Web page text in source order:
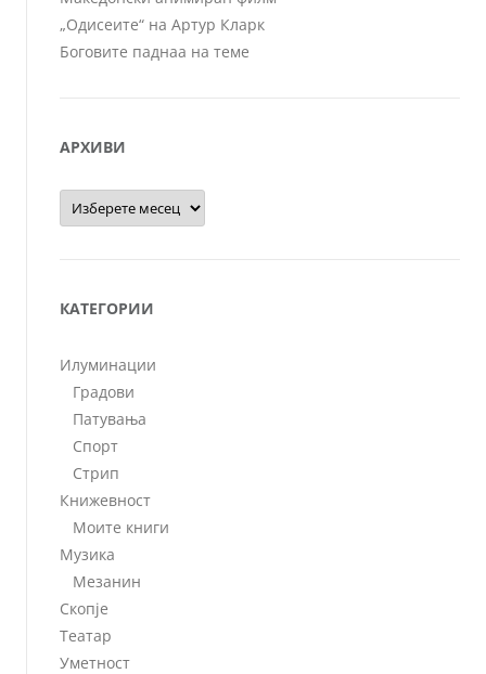
„Одисеите“ на Артур Кларк
Боговите паднаа на теме
АРХИВИ
Архиви
КАТЕГОРИИ
Илуминации
Градови
Патувања
Спорт
Стрип
Книжевност
Моите книги
Музика
Мезанин
Скопје
Театар
Уметност